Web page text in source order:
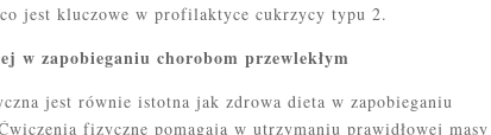
jest kluczowe w profilaktyce cukrzycy typu 2.
w zapobieganiu chorobom przewlekłym
jest równie istotna jak zdrowa dieta w zapobieganiu
fizyczne pomagają w utrzymaniu prawidłowej masy